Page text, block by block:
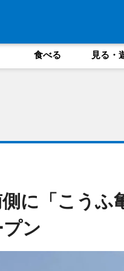
食べる 見る・
に「こうふ
ン